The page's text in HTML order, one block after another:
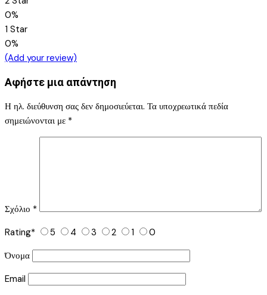
0%
1 Star
0%
(Add your review)
Αφήστε μια απάντηση
Η ηλ. διεύθυνση σας δεν δημοσιεύεται. Τα υποχρεωτικά πεδία
σημειώνονται με *
Σχόλιο *
Rating* 5 4 3 2 1
0
Όνομα
Email